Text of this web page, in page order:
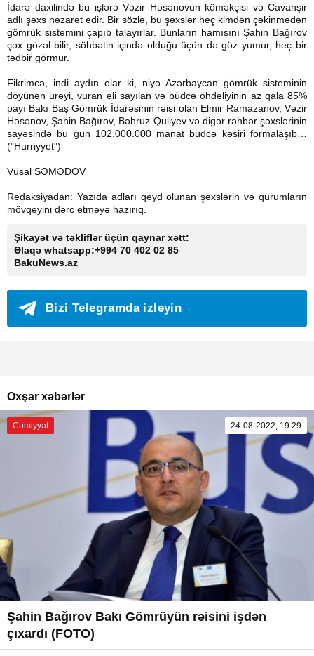
İdarə daxilində bu işlərə Vəzir Həsənovun köməkçisi və Cavanşir
adlı şəxs nəzarət edir. Bir sözlə, bu şəxslər heç kimdən çəkinmədən
gömrük sistemini çapıb talayırlar. Bunların hamısını Şahin Bağırov
çox gözəl bilir, söhbətin içində olduğu üçün də göz yumur, heç bir
tədbir görmür.
Fikrimcə, indi aydın olar ki, niyə Azərbaycan gömrük sisteminin
döyünən ürəyi, vuran əli sayılan və büdcə öhdəliyinin az qala 85%
payı Bakı Baş Gömrük İdarəsinin rəisi olan Elmir Ramazanov, Vəzir
Həsənov, Şahin Bağırov, Bəhruz Quliyev və digər rəhbər şəxslərinin
sayəsində bu gün 102.000.000 manat büdcə kəsiri formalaşıb…
("Hurriyyet")
Vüsal SƏMƏDOV
Redaksiyadan: Yazıda adları qeyd olunan şəxslərin və qurumların
mövqeyini dərc etməyə hazırıq.
Şikayət və təkliflər üçün qaynar xətt:
Əlaqə whatsapp:+994 70 402 02 85
BakuNews.az
Bizi Telegramda izləyin
Oxşar xəbərlər
Cəmiyyət 24-08-2022, 19:29
Şahin Bağırov Bakı Gömrüyün rəisini işdən
çıxardı (FOTO)